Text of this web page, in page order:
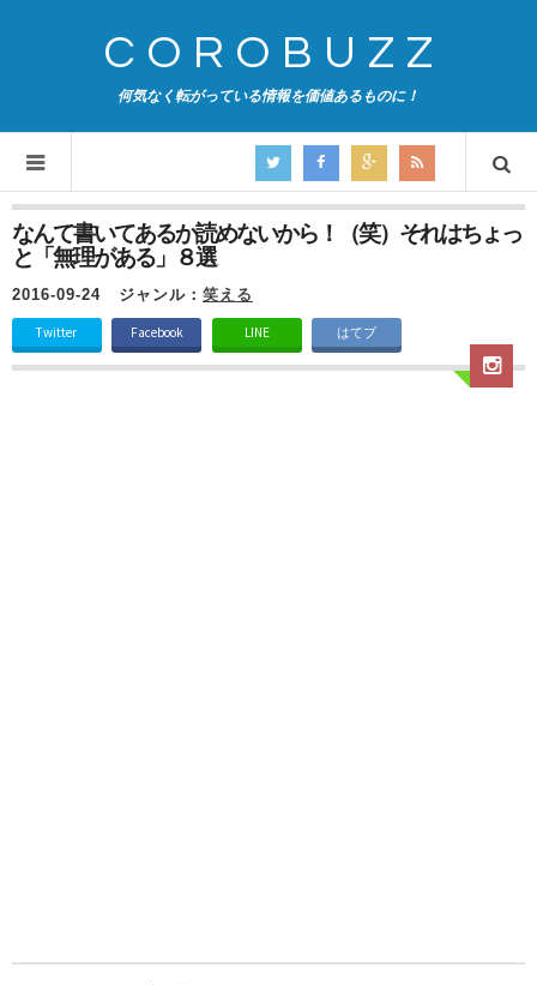
COROBUZZ
何気なく転がっている情報を価値あるものに！
なんて書いてあるか読めないから！（笑）それはちょっ
と「無理がある」８選
2016-09-24 ジャンル： 笑える
Twitter Facebook LINE はてブ